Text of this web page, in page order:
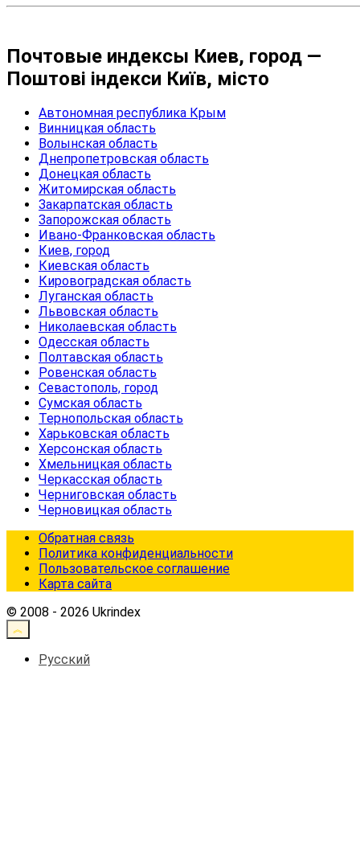
Почтовые индексы Киев, город —
Поштові індекси Київ, місто
Автономная республика Крым
Винницкая область
Волынская область
Днепропетровская область
Донецкая область
Житомирская область
Закарпатская область
Запорожская область
Ивано-Франковская область
Киев, город
Киевская область
Кировоградская область
Луганская область
Львовская область
Николаевская область
Одесская область
Полтавская область
Ровенская область
Севастополь, город
Сумская область
Тернопольская область
Харьковская область
Херсонская область
Хмельницкая область
Черкасская область
Черниговская область
Черновицкая область
Обратная связь
Политика конфиденциальности
Пользовательское соглашение
Карта сайта
© 2008 - 2026 Ukrindex
Русский